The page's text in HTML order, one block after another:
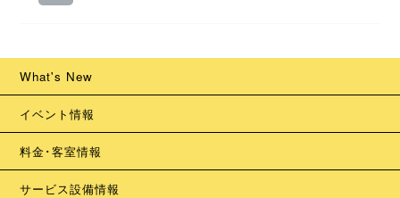
What's New
イベント情報
料金･客室情報
サービス設備情報